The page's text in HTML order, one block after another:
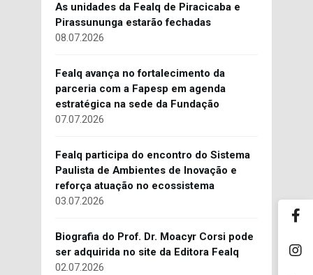
As unidades da Fealq de Piracicaba e
Pirassununga estarão fechadas
08.07.2026
Fealq avança no fortalecimento da
parceria com a Fapesp em agenda
estratégica na sede da Fundação
07.07.2026
Fealq participa do encontro do Sistema
Paulista de Ambientes de Inovação e
reforça atuação no ecossistema
03.07.2026
Biografia do Prof. Dr. Moacyr Corsi pode
ser adquirida no site da Editora Fealq
02.07.2026